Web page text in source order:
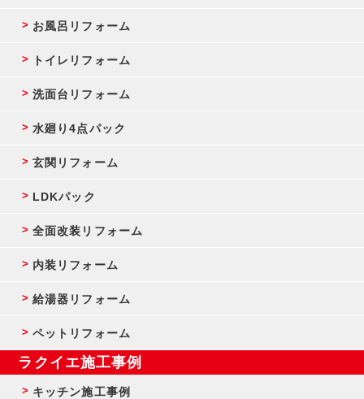
お風呂リフォーム
トイレリフォーム
洗面台リフォーム
水廻り4点パック
玄関リフォーム
LDKパック
全面改装リフォーム
内装リフォーム
給湯器リフォーム
ペットリフォーム
ラクイエ施工事例
キッチン施工事例